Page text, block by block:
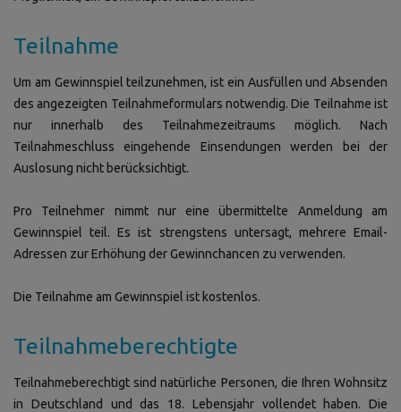
Teilnahme
Um am Gewinnspiel teilzunehmen, ist ein Ausfüllen und Absenden
des angezeigten Teilnahmeformulars notwendig. Die Teilnahme ist
nur innerhalb des Teilnahmezeitraums möglich. Nach
Teilnahmeschluss eingehende Einsendungen werden bei der
Auslosung nicht berücksichtigt.
Pro Teilnehmer nimmt nur eine übermittelte Anmeldung am
Gewinnspiel teil. Es ist strengstens untersagt, mehrere Email-
Adressen zur Erhöhung der Gewinnchancen zu verwenden.
Die Teilnahme am Gewinnspiel ist kostenlos.
Teilnahmeberechtigte
Teilnahmeberechtigt sind natürliche Personen, die Ihren Wohnsitz
in Deutschland und das 18. Lebensjahr vollendet haben. Die